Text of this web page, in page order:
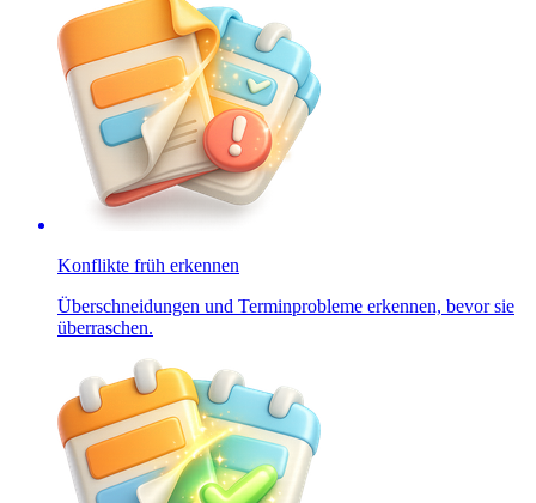
Konflikte früh erkennen
Überschneidungen und Terminprobleme erkennen, bevor sie
überraschen.